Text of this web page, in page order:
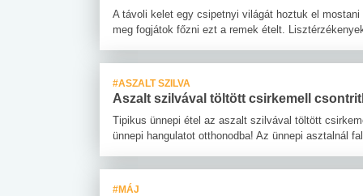
A távoli kelet egy csipetnyi világát hoztuk el
meg fogjátok főzni ezt a remek ételt.
#ASZALT SZILVA
Aszalt szilvával töltött csirkemell
Tipikus ünnepi étel az aszalt szilvával töltött
ünnepi hangulatot otthonodba! Az ünnepi asztalnál
#MÁJ